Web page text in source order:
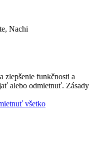
zlepšenie funkčnosti a
alebo odmietnuť. Zásady
všetko